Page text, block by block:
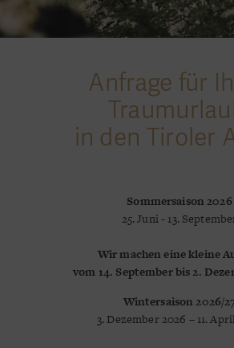
Anfrage für
in den Tiroler
Sommersaison 2026
25. Juni - 13.
Wir machen eine kleine
vom 14. September bis 2.
Wintersaison 2026/
3. Dezember 2026 – 11.